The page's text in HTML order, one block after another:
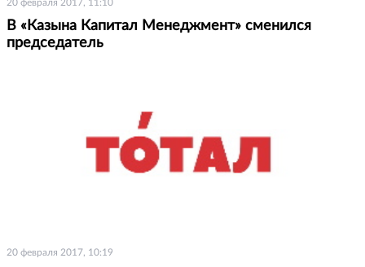
20 февраля 2017, 11:10
В «Казына Капитал Менеджмент» сменился
председатель
20 февраля 2017, 10:19